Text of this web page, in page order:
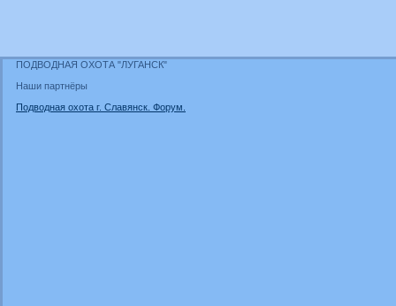
ПОДВОДНАЯ ОХОТА "ЛУГАНСК"
Наши партнёры
Подводная охота г. Славянск. Форум.